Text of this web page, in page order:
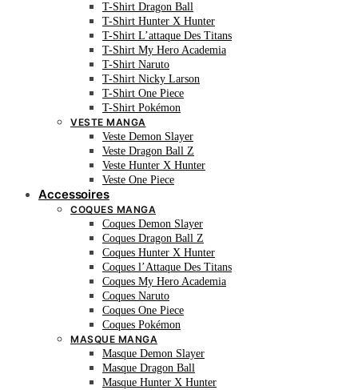
T-Shirt Dragon Ball
T-Shirt Hunter X Hunter
T-Shirt L’attaque Des Titans
T-Shirt My Hero Academia
T-Shirt Naruto
T-Shirt Nicky Larson
T-Shirt One Piece
T-Shirt Pokémon
VESTE MANGA
Veste Demon Slayer
Veste Dragon Ball Z
Veste Hunter X Hunter
Veste One Piece
Accessoires
COQUES MANGA
Coques Demon Slayer
Coques Dragon Ball Z
Coques Hunter X Hunter
Coques l’Attaque Des Titans
Coques My Hero Academia
Coques Naruto
Coques One Piece
Coques Pokémon
MASQUE MANGA
Masque Demon Slayer
Masque Dragon Ball
Masque Hunter X Hunter